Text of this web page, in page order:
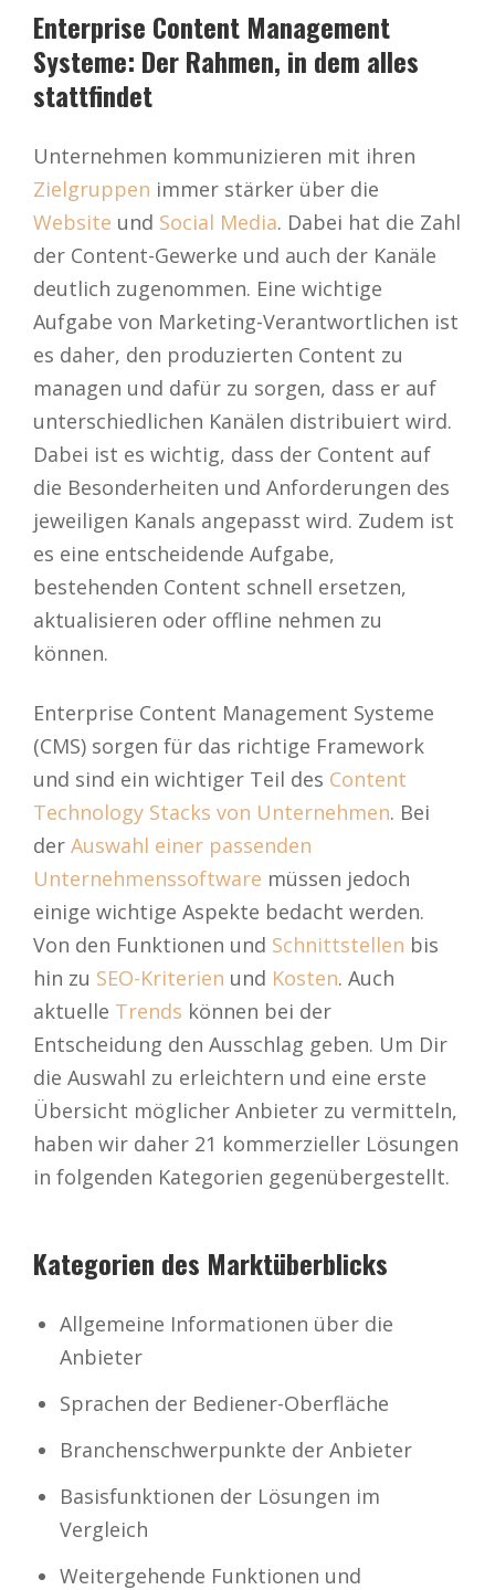
Enterprise Content Management
Systeme: Der Rahmen, in dem alles
stattfindet
Unternehmen kommunizieren mit ihren
Zielgruppen immer stärker über die
Website und Social Media. Dabei hat die Zahl
der Content-Gewerke und auch der Kanäle
deutlich zugenommen. Eine wichtige
Aufgabe von Marketing-Verantwortlichen ist
es daher, den produzierten Content zu
managen und dafür zu sorgen, dass er auf
unterschiedlichen Kanälen distribuiert wird.
Dabei ist es wichtig, dass der Content auf
die Besonderheiten und Anforderungen des
jeweiligen Kanals angepasst wird. Zudem ist
es eine entscheidende Aufgabe,
bestehenden Content schnell ersetzen,
aktualisieren oder offline nehmen zu
können.
Enterprise Content Management Systeme
(CMS) sorgen für das richtige Framework
und sind ein wichtiger Teil des Content
Technology Stacks von Unternehmen. Bei
der Auswahl einer passenden
Unternehmenssoftware müssen jedoch
einige wichtige Aspekte bedacht werden.
Von den Funktionen und Schnittstellen bis
hin zu SEO-Kriterien und Kosten. Auch
aktuelle Trends können bei der
Entscheidung den Ausschlag geben. Um Dir
die Auswahl zu erleichtern und eine erste
Übersicht möglicher Anbieter zu vermitteln,
haben wir daher 21 kommerzieller Lösungen
in folgenden Kategorien gegenübergestellt.
Kategorien des Marktüberblicks
Allgemeine Informationen über die
Anbieter
Sprachen der Bediener-Oberfläche
Branchenschwerpunkte der Anbieter
Basisfunktionen der Lösungen im
Vergleich
Weitergehende Funktionen und